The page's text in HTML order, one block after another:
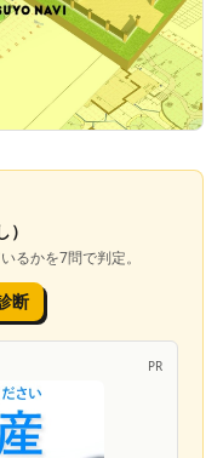
るかを7問で判定。
断
PR